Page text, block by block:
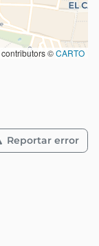
contributors ©CARTO
Reportar error